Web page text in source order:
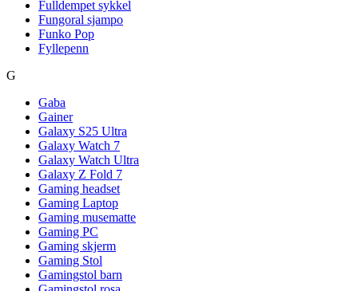
Fulldempet sykkel
Fungoral sjampo
Funko Pop
Fyllepenn
G
Gaba
Gainer
Galaxy S25 Ultra
Galaxy Watch 7
Galaxy Watch Ultra
Galaxy Z Fold 7
Gaming headset
Gaming Laptop
Gaming musematte
Gaming PC
Gaming skjerm
Gaming Stol
Gamingstol barn